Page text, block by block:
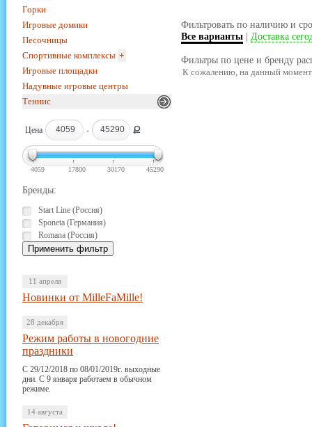
Фильтровать по наличию и
Все варианты
Доставка
Фильтры по цене и бренду
Горки
Игровые домики
Песочницы
Спортивные комплексы +
Игровые площадки
Надувные игровые центры
Теннис
Цена - Ք
4059 17800 30170 45290
Бренды:
Start Line (Россия)
Sponeta (Германия)
Romana (Россия)
11 апреля
Новинки от MilleFaMille!
28 декабря
Режим работы в новогодние
праздники
С 29/12/2018 по 08/01/2019г. выходные
дни. С 9 января работаем в обычном
режиме.
14 августа
К сожалению, на данный момент